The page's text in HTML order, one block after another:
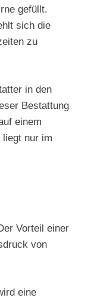
gefüllt.
sich die
zu
in den
Bestattung
einem
nur im
Vorteil einer
von
eine